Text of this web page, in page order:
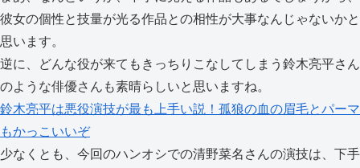
彼女の個性と技量が光る作品との相性が大事なんじゃないかと
思います。
逆に、どんな役が来てもきっちりこなしてしまう鈴木亮平さん
のような俳優さんも素晴らしいと思いますね。
鈴木亮平は悪役演技が最も上手い説！孤狼の血の眉毛とパーマ
もかっこいいぞ
少なくとも、今回のハンオシでの清野菜名さんの演技は、下手